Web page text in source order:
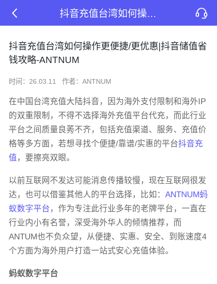
抖音充值台湾如何操作更便捷/更优惠|抖音储值省钱攻略-ANTNUM
抖音充值台湾如何操作更便捷/更优惠|抖音储值省
钱攻略-ANTNUM
时间：26.03.11 作者：ANTNUM
在中国台湾充值大陆抖音，因为海外支付限制和海外IP
的双重限制，不得不选择海外充值平台代充，而此行业
平台之间质量良莠不齐，包括充值渠道、服务、充值价
格等多方面，若想寻找个便捷/靠谱/实惠的平台抖音充
值 ，要擦亮双眼。
以前互联网不发达可能消息传播较慢，现在互联网很发
达，也可以借鉴其他人的平台选择，比如： ANTNUM蚂
蚁数字平台 ，作为专注此行业多年的老牌平台，一直在
行业内小有名誉，深受海外华人的倾情推荐，而
ANTUM也不负众望，从便捷、实惠、安全、到账速度4
个方面为海外用户打造一站式安心充值体验。
蚂蚁数字平台